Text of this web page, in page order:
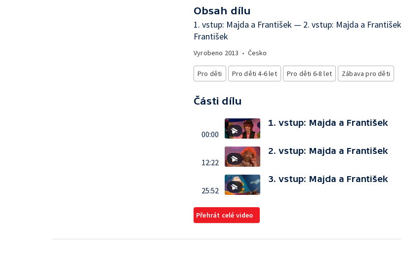
Obsah dílu
1. vstup: Majda a František — 2. vstup: Majda a
František
Vyrobeno 2013 • Česko
Pro děti Pro děti 4-6 let Pro děti 6-8 let Zábava pro děti
Části dílu
00:00
1. vstup: Majda a František
12:22
2. vstup: Majda a František
25:52
3. vstup: Majda a František
Přehrát celé video